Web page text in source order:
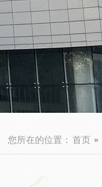
您所在的位置： 首页